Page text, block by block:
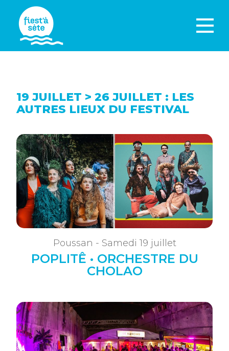
19 JUILLET > 26 JUILLET : LES
AUTRES LIEUX DU FESTIVAL
Poussan - Samedi 19 juillet
POPLITÊ • ORCHESTRE DU
CHOLAO